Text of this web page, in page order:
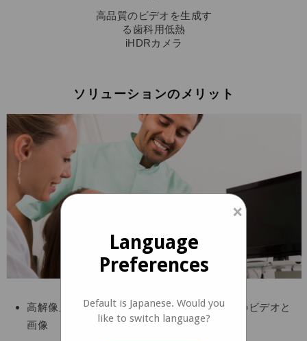
高品質のビデオを生成す
る歯科用低熱
iHDRカメラ
ソリューションのメリット
高解像度、および歯科用ルーペからの高品質のビデオと
画像
×
Language
Preferences
Default is Japanese. Would you
like to switch language?